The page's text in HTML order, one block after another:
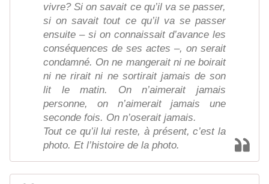
vivre? Si on savait ce qu’il va se passer,
si on savait tout ce qu’il va se passer
ensuite – si on connaissait d’avance les
conséquences de ses actes –, on serait
condamné. On ne mangerait ni ne boirait
ni ne rirait ni ne sortirait jamais de son
lit le matin. On n’aimerait jamais
personne, on n’aimerait jamais une
seconde fois. On n’oserait jamais.
Tout ce qu’il lui reste, à présent, c’est la
photo. Et l’histoire de la photo.